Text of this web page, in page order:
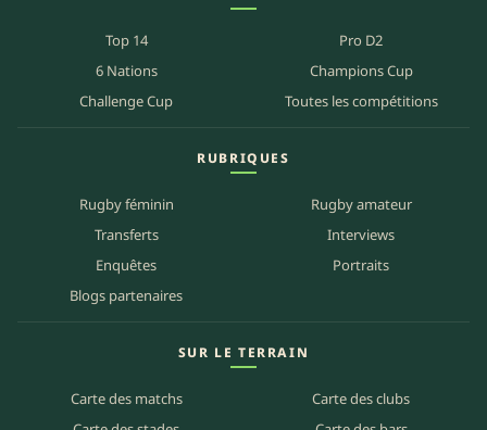
Top 14
Pro D2
6 Nations
Champions Cup
Challenge Cup
Toutes les compétitions
RUBRIQUES
Rugby féminin
Rugby amateur
Transferts
Interviews
Enquêtes
Portraits
Blogs partenaires
SUR LE TERRAIN
Carte des matchs
Carte des clubs